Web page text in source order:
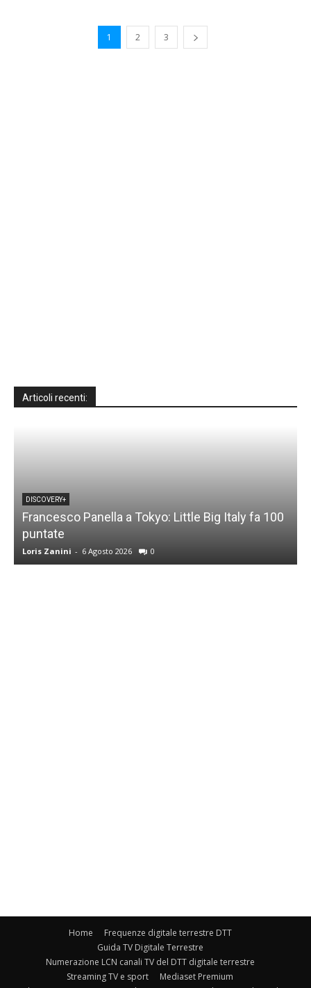
1 2 3
Articoli recenti:
DISCOVERY+
Francesco Panella a Tokyo: Little Big Italy fa 100
puntate
Loris Zanini - 6 Agosto 2026 0
Home
Frequenze digitale terrestre DTT
Guida TV Digitale Terrestre
Numerazione LCN canali TV del DTT digitale terrestre
Streaming TV e sport
Mediaset Premium